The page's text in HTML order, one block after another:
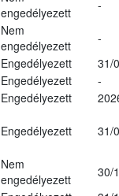
engedélyezett
-
Nem
engedélyezett
-
Engedélyezett
31/
Engedélyezett
-
Engedélyezett
Engedélyezett 31/
Nem
engedélyezett
30/